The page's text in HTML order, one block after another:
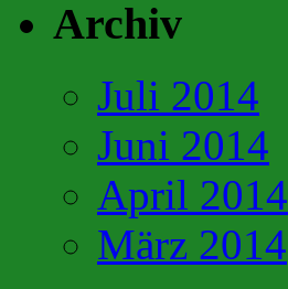
Archiv
Juli 2014
Juni 2014
April 2014
März 2014